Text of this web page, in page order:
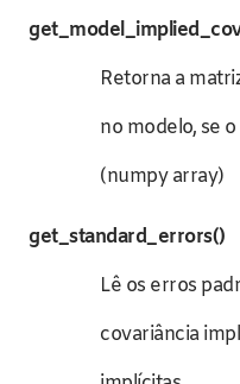
Retorna a
no modelo, se
(numpy array)
get_standard_errors()
Lê os erros
covariância